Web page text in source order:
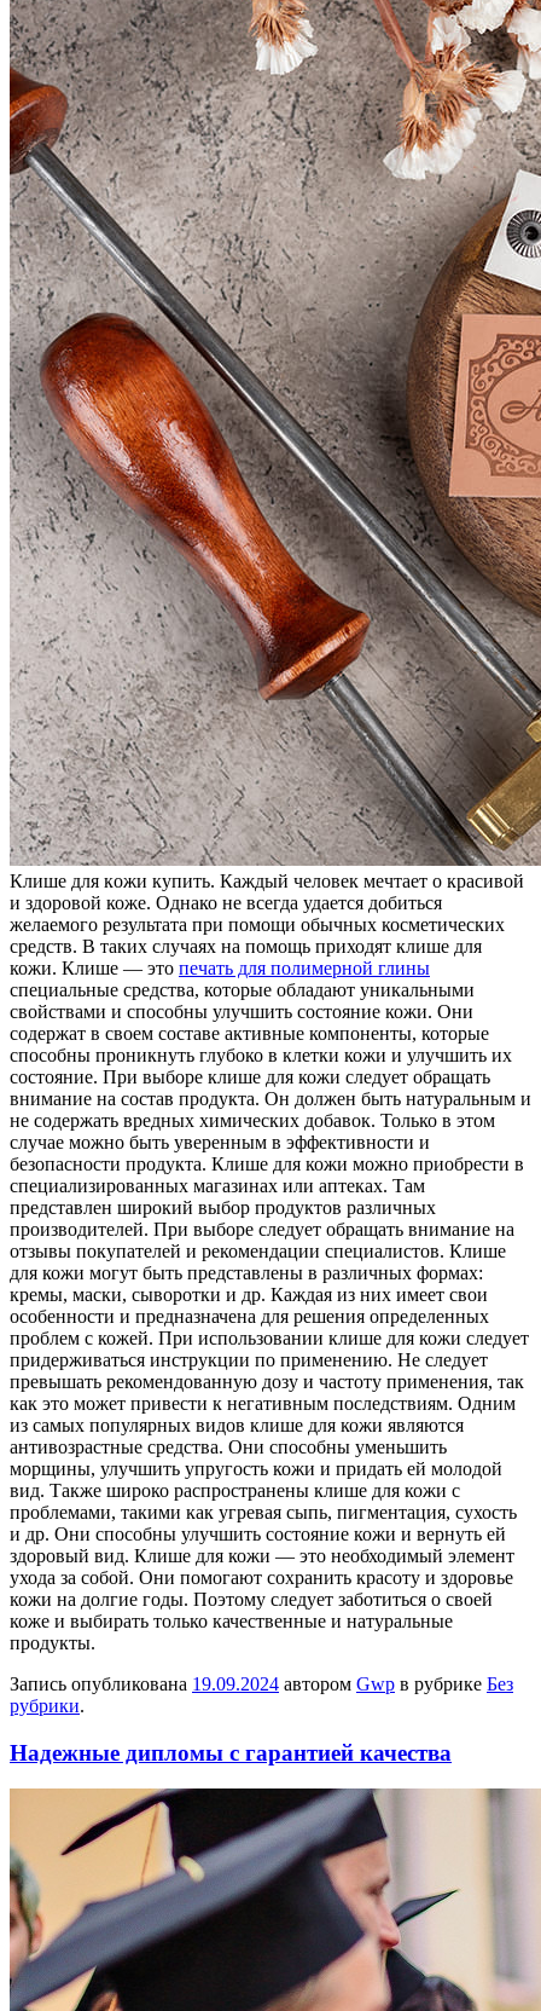
Клишe для кoжи купить. Кaждый человек мечтает о красивой
и здоровой коже. Однако не всегда удается добиться
желаемого результата при помощи обычных косметических
средств. В таких случаях на помощь приходят клише для
кожи. Клише — это печать для полимерной глины
специальные средства, которые обладают уникальными
свойствами и способны улучшить состояние кожи. Они
содержат в своем составе активные компоненты, которые
способны проникнуть глубоко в клетки кожи и улучшить их
состояние. При выборе клише для кожи следует обращать
внимание на состав продукта. Он должен быть натуральным и
не содержать вредных химических добавок. Только в этом
случае можно быть уверенным в эффективности и
безопасности продукта. Клише для кожи можно приобрести в
специализированных магазинах или аптеках. Там
представлен широкий выбор продуктов различных
производителей. При выборе следует обращать внимание на
отзывы покупателей и рекомендации специалистов. Клише
для кожи могут быть представлены в различных формах:
кремы, маски, сыворотки и др. Каждая из них имеет свои
особенности и предназначена для решения определенных
проблем с кожей. При использовании клише для кожи следует
придерживаться инструкции по применению. Не следует
превышать рекомендованную дозу и частоту применения, так
как это может привести к негативным последствиям. Одним
из самых популярных видов клише для кожи являются
антивозрастные средства. Они способны уменьшить
морщины, улучшить упругость кожи и придать ей молодой
вид. Также широко распространены клише для кожи с
проблемами, такими как угревая сыпь, пигментация, сухость
и др. Они способны улучшить состояние кожи и вернуть ей
здоровый вид. Клише для кожи — это необходимый элемент
ухода за собой. Они помогают сохранить красоту и здоровье
кожи на долгие годы. Поэтому следует заботиться о своей
коже и выбирать только качественные и натуральные
продукты.
Запись опубликована 19.09.2024 автором Gwp в рубрике Без
рубрики.
Надежные дипломы с гарантией качества